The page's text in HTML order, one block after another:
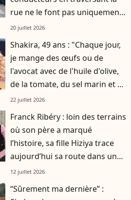
rue ne le font pas uniquement
par gratitude
20 juillet 2026
Shakira, 49 ans : "Chaque jour,
je mange des œufs ou de
l'avocat avec de l'huile d'olive,
de la tomate, du sel marin et un
smoothie"
22 juillet 2026
Franck Ribéry : loin des terrains
où son père a marqué
l’histoire, sa fille Hiziya trace
aujourd’hui sa route dans un
tout autre univers
12 juillet 2026
“Sûrement ma dernière” :